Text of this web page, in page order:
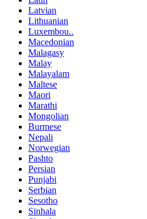
Latvian
Lithuanian
Luxembou..
Macedonian
Malagasy
Malay
Malayalam
Maltese
Maori
Marathi
Mongolian
Burmese
Nepali
Norwegian
Pashto
Persian
Punjabi
Serbian
Sesotho
Sinhala